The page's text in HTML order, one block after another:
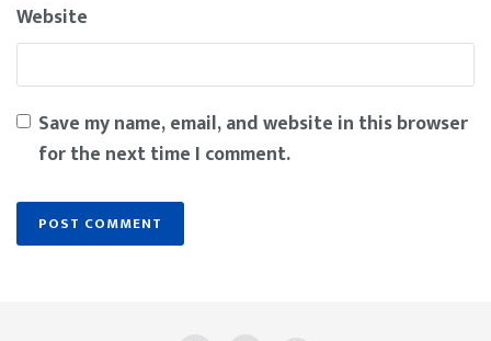
Website
Save my name, email, and website in this browser
for the next time I comment.